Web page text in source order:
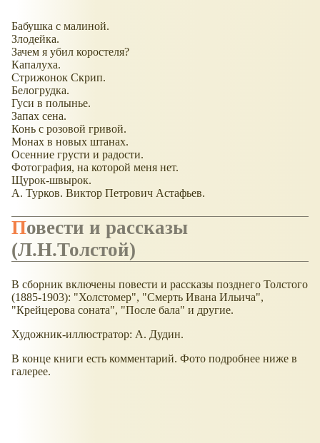
Бабушка с малиной.
Злодейка.
Зачем я убил коростеля?
Капалуха.
Стрижонок Скрип.
Белогрудка.
Гуси в полынье.
Запах сена.
Конь с розовой гривой.
Монах в новых штанах.
Осенние грусти и радости.
Фотография, на которой меня нет.
Щурок-швырок.
А. Турков. Виктор Петрович Астафьев.
Повести и рассказы
(Л.Н.Толстой)
В сборник включены повести и рассказы позднего Толстого
(1885-1903): "Холстомер", "Смерть Ивана Ильича",
"Крейцерова соната", "После бала" и другие.
Художник-иллюстратор: А. Дудин.
В конце книги есть комментарий. Фото подробнее ниже в
галерее.